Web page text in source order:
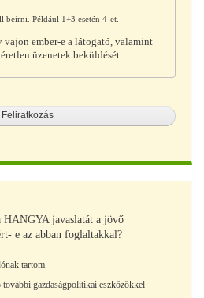
Például 1+3 esetén 4-et.
vajon ember-e a látogató, valamint
üzenetek beküldését.
HANGYA javaslatát a jövő
e az abban foglaltakkal?
tartom
további gazdaságpolitikai eszközökkel